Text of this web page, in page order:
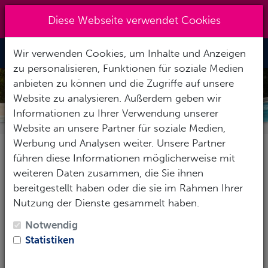
info@tauchzentrale.de
Toggle
TRY SCUBA
Schnuppertauchen im Pool oder
See
Der Kurs für Wasserratten und Tauchbegeisterte. Das
Diese Webseite verwendet Cookies
Wir verwenden Cookies, um Inhalte und Anzeigen
zu personalisieren, Funktionen für soziale Medien
anbieten zu können und die Zugriffe auf unsere
Website zu analysieren. Außerdem geben wir
Informationen zu Ihrer Verwendung unserer
Website an unsere Partner für soziale Medien,
Werbung und Analysen weiter. Unsere Partner
führen diese Informationen möglicherweise mit
weiteren Daten zusammen, die Sie ihnen
bereitgestellt haben oder die sie im Rahmen Ihrer
Nutzung der Dienste gesammelt haben.
Notwendig
Statistiken